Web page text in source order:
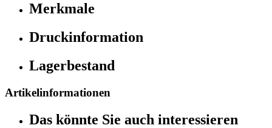
Merkmale
Druckinformation
Lagerbestand
Artikelinformationen
Das könnte Sie auch interessieren